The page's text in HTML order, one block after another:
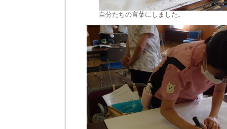
自分たちの言葉にしました。